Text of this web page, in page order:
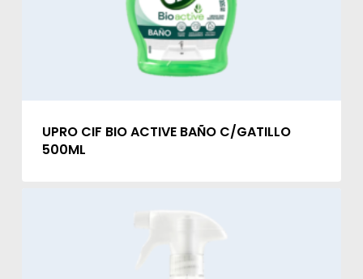
UPRO CIF BIO ACTIVE BAÑO C/GATILLO
500ML